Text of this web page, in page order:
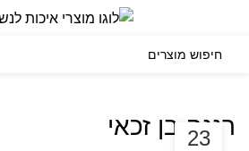
רננה בן זכאי
23